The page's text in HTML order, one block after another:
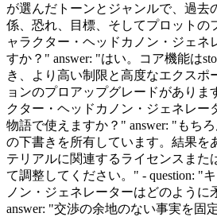
が選んだトーンとジャンルで、過去
係、恐れ、目標、そしてプロットの
ャラクター・ヘッドカノン・ジェネ
すか？" answer: "はい。コア機能は
き、より高い制限と高度なエクスポ
ョンのプロアップグレードがありま
クター・ヘッドカノン・ジェネレー
物語で使えますか？" answer: "もち
の下書きを所有しています。結果を
テリアルに関連するライセンスまた
て調整してください。" - question: "
ノン・ジェネレーターはどのように
answer: "交渉の余地のない事実を固